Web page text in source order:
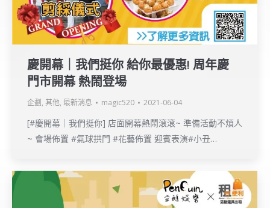
慶開幕｜我們挺你 給你最優惠! 周年慶
門市開幕 熱鬧登場
企劃 , 其他, 最新消息 magic520 2021-06-04
[#慶開幕｜我們挺你] 店面開幕熱鬧滾滾~ 準備活動不煩人
~ 會場佈置 #氣球拱門 #花藝佈置 迎賓表演#小丑…